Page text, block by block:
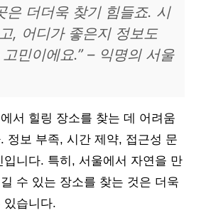
은 더더욱 찾기 힘들죠. 시
, 어디가 좋은지 정보도
민이에요.” – 익명의 서울
서 힐링 장소를 찾는 데 어려움
정보 부족, 시간 제약, 접근성 문
니다. 특히, 서울에서 자연을 만
수 있는 장소를 찾는 것은 더욱
있습니다.